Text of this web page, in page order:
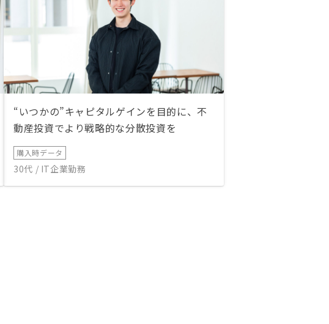
“いつかの”キャピタルゲインを目的に、不
動産投資でより戦略的な分散投資を
購入時データ
30代 / IT企業勤務